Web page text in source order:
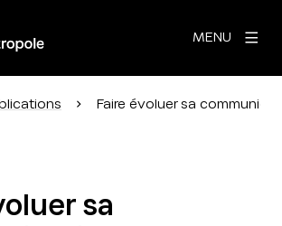
MENU
Faire évoluer sa
sa